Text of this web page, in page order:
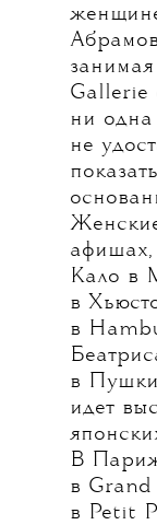
Gallerie
ни
не
афишах,
Кало в
в
в
в
идет
В
в Grand
в Petit